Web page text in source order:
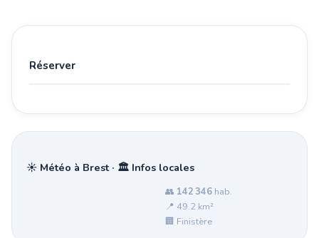
Réserver
☀️ Météo à Brest · 🏛️ Infos locales
👥 142 346 hab.
📍 49.2 km²
🏢 Finistère